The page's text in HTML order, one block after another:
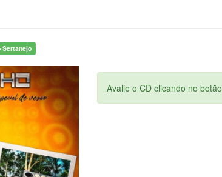
Sertanejo
Avalie o CD clicando no botão